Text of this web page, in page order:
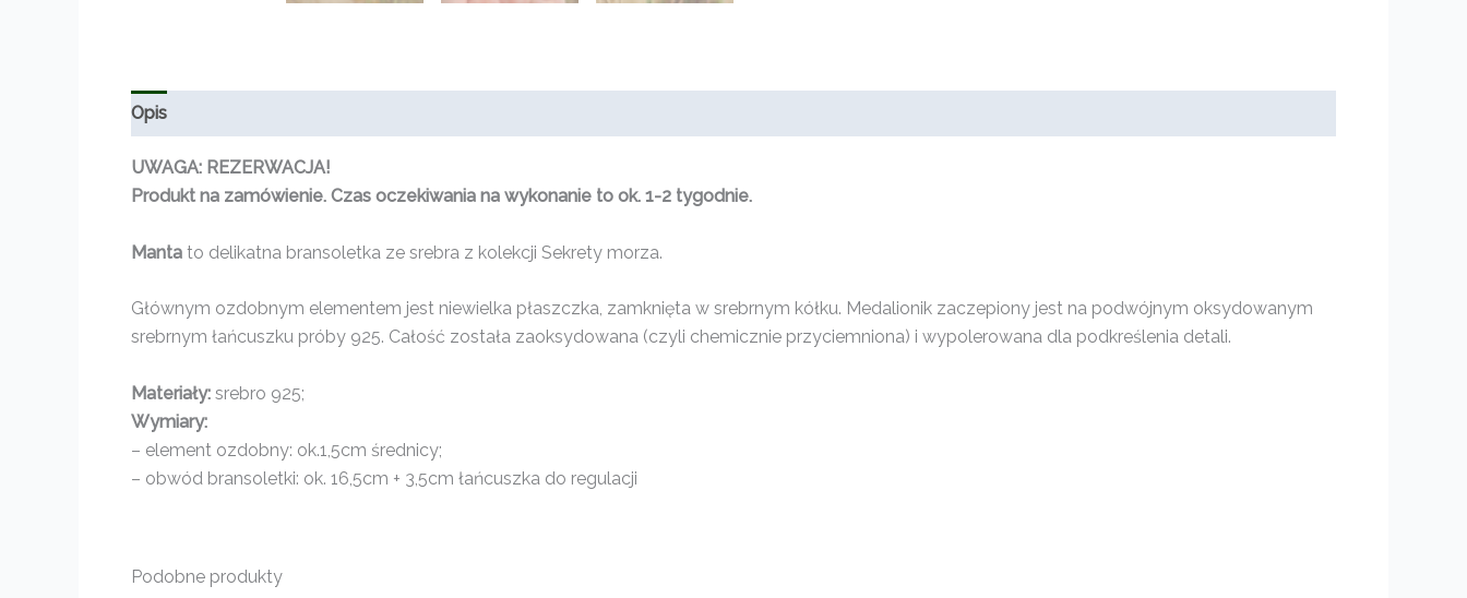
Opis
UWAGA: REZERWACJA!
Produkt na zamówienie. Czas oczekiwania na wykonanie to ok. 1-2 tygodnie.
Manta to delikatna bransoletka ze srebra z kolekcji Sekrety morza.
Głównym ozdobnym elementem jest niewielka płaszczka, zamknięta w srebrnym kółku. Medalionik zaczepiony jest na podwójnym oksydowanym
srebrnym łańcuszku próby 925. Całość została zaoksydowana (czyli chemicznie przyciemniona) i wypolerowana dla podkreślenia detali.
Materiały: srebro 925;
Wymiary:
– element ozdobny: ok.1,5cm średnicy;
– obwód bransoletki: ok. 16,5cm + 3,5cm łańcuszka do regulacji
Podobne produkty